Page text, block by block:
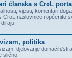
članaka s CroL
vijesti, komentari
CroL naslovnice i općenito
politika
djelovanje domaćih/
slično.